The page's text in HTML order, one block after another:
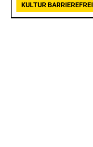
KULTUR BARRIEREFREI